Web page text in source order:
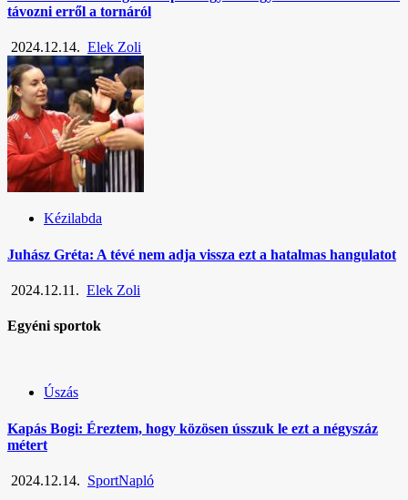
távozni erről a tornáról
2024.12.14. Elek Zoli
Kézilabda
Juhász Gréta: A tévé nem adja vissza ezt a hatalmas hangulatot
2024.12.11. Elek Zoli
Egyéni sportok
Úszás
Kapás Bogi: Éreztem, hogy közösen ússzuk le ezt a négyszáz
métert
2024.12.14. SportNapló